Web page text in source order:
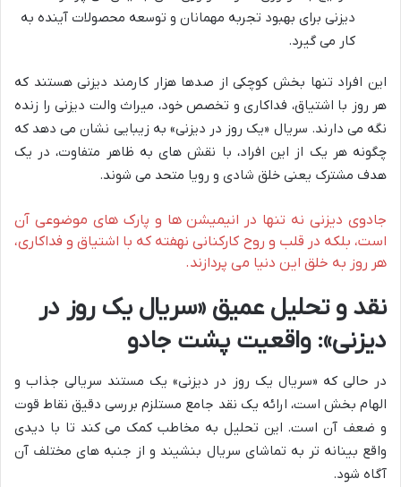
دیزنی برای بهبود تجربه مهمانان و توسعه محصولات آینده به
کار می گیرد.
این افراد تنها بخش کوچکی از صدها هزار کارمند دیزنی هستند که
هر روز با اشتیاق، فداکاری و تخصص خود، میراث والت دیزنی را زنده
نگه می دارند. سریال «یک روز در دیزنی» به زیبایی نشان می دهد که
چگونه هر یک از این افراد، با نقش های به ظاهر متفاوت، در یک
هدف مشترک یعنی خلق شادی و رویا متحد می شوند.
جادوی دیزنی نه تنها در انیمیشن ها و پارک های موضوعی آن
است، بلکه در قلب و روح کارکنانی نهفته که با اشتیاق و فداکاری،
هر روز به خلق این دنیا می پردازند.
نقد و تحلیل عمیق «سریال یک روز در
دیزنی»: واقعیت پشت جادو
در حالی که «سریال یک روز در دیزنی» یک مستند سریالی جذاب و
الهام بخش است، ارائه یک نقد جامع مستلزم بررسی دقیق نقاط قوت
و ضعف آن است. این تحلیل به مخاطب کمک می کند تا با دیدی
واقع بینانه تر به تماشای سریال بنشیند و از جنبه های مختلف آن
آگاه شود.